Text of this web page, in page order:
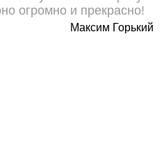
огромно и прекрасно!
Максим Горький